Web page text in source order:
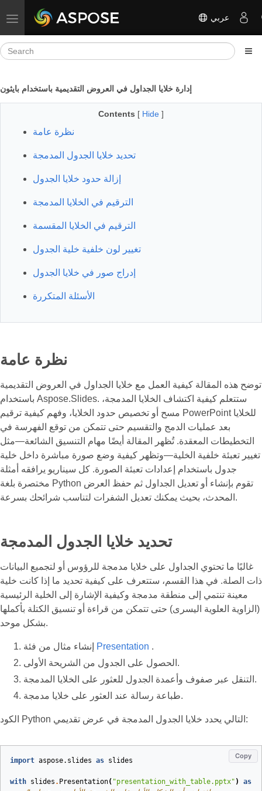
Toggle navigation عربي
إدارة خلايا الجداول في العروض التقديمية باستخدام بايثون
Contents [ Hide ]
نظرة عامة
تحديد خلايا الجدول المدمجة
إزالة حدود خلايا الجدول
الترقيم في الخلايا المدمجة
الترقيم في الخلايا المقسمة
تغيير لون خلفية خلية الجدول
إدراج صور في خلايا الجدول
الأسئلة المتكررة
نظرة عامة
توضح هذه المقالة كيفية العمل مع خلايا الجداول في العروض التقديمية
باستخدام Aspose.Slides. ستتعلم كيفية اكتشاف الخلايا المدمجة،
مسح أو تخصيص حدود الخلايا، وفهم كيفية ترقيم PowerPoint للخلايا
بعد عمليات الدمج والتقسيم حتى تتمكن من توقع الفهرسة في
التخطيطات المعقدة. تُظهر المقالة أيضًا مهام التنسيق الشائعة—مثل
تغيير تعبئة خلفية الخلية—وتظهر كيفية وضع صورة مباشرة داخل خلية
جدول باستخدام إعدادات تعبئة الصورة. كل سيناريو يرافقه أمثلة
مختصرة بلغة Python تقوم بإنشاء أو تعديل الجداول ثم حفظ العرض
المحدث، بحيث يمكنك تعديل الشفرات لتناسب شرائحك بسرعة.
تحديد خلايا الجدول المدمجة
غالبًا ما تحتوي الجداول على خلايا مدمجة للرؤوس أو لتجميع البيانات
ذات الصلة. في هذا القسم، ستتعرف على كيفية تحديد ما إذا كانت خلية
معينة تنتمي إلى منطقة مدمجة وكيفية الإشارة إلى الخلية الرئيسية
(الزاوية العلوية اليسرى) حتى تتمكن من قراءة أو تنسيق الكتلة بأكملها
بشكل موحد.
Presentation .
الحصول على الجدول من الشريحة الأولى.
التنقل عبر صفوف وأعمدة الجدول للعثور على الخلايا المدمجة.
طباعة رسالة عند العثور على خلايا مدمجة.
الكود Python التالي يحدد خلايا الجدول المدمجة في عرض تقديمي:
Copy
import aspose.slides as slides
with slides . Presentation( "presentation_with_table.pptx" ) as